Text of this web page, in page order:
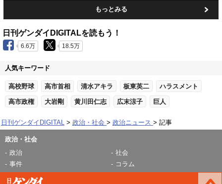
もっとみる
日刊ゲンダイDIGITALを読もう！
6.6万 18.5万
人気キーワード
高校野球 高市首相 清水アキラ 板東英二 ハラスメント
高市政権 大岩剛 黄川田仁志 広末涼子 巨人
日刊ゲンダイDIGITAL 政治・社会 政治ニュース 記事
政治・社会
政治
社会
事件
コラム